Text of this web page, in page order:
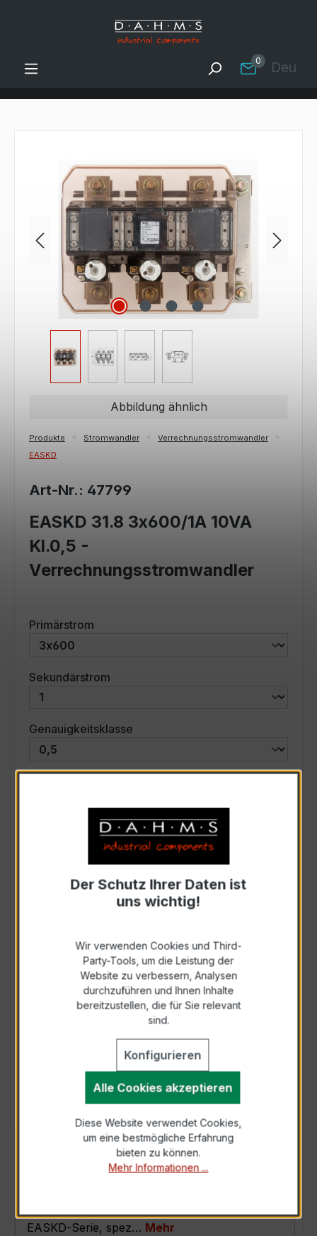
Zum Hauptinhalt springen
0
Bildergalerie überspringen
Abbildung ähnlich
Produkte Stromwandler
Verrechnungsstromwandler
EASKD
Art-Nr.: 47799
EASKD 31.8 3x600/1A 10VA
Kl.0,5 -
Verrechnungsstromwandler
Primärstrom
Sekundärstrom
Genauigkeitsklasse
Auswahl zurücksetzen
Art. Nr.:47799
Zur Sammelanfrage hinzufügen
Anfrage telefonisch
Als PDF exportieren
Der EASKD 31.8 3x600/1A 10VA Kl.0,5 ist ein
Verrechnungsstromwandler der bewährten
EASKD-Serie, spez… Mehr
Der Schutz Ihrer Daten ist
uns wichtig!
Wir verwenden Cookies und Third-
Party-Tools, um die Leistung der
Website zu verbessern, Analysen
durchzuführen und Ihnen Inhalte
bereitzustellen, die für Sie relevant
sind.
Konfigurieren
Alle Cookies akzeptieren
Diese Website verwendet Cookies,
um eine bestmögliche Erfahrung
bieten zu können.
Mehr Informationen ...